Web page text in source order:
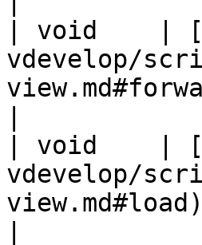
| void    |
vdevelop/
| void    |
vdevelop/